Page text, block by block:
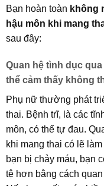
Bạn hoàn toàn không
hậu môn khi mang
sau đây:
Quan hệ tình dục
thể cảm thấy không
Phụ nữ thường phát
thai. Bệnh trĩ, là các
môn, có thể tự đau.
khi mang thai có lẽ
bạn bị chảy máu, bạn
tệ hơn bằng cách